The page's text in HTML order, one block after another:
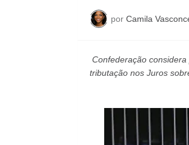
por Camila
Confederação
tributação nos Juros